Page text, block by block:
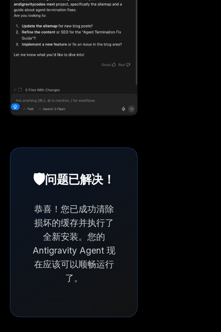
🛡️问题已解决！
恭喜！您已成功清除
损坏的缓存并执行了
全新安装。您的
Antigravity Agent 现
在应该可以顺畅运行
了。